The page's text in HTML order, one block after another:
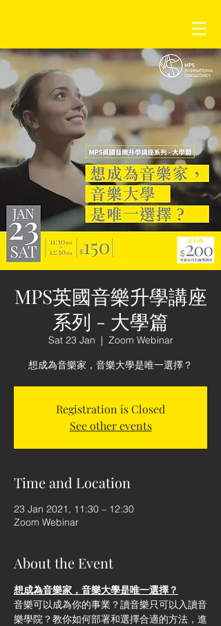
MPS英國音樂升學講座
系列 - 大學篇
Sat 23 Jan
  |
Zoom Webinar
想成為音樂家，音樂大學是唯一選擇？
Registration is Closed
See other events
Time and Location
23 Jan 2021, 11:30 – 12:30
Zoom Webinar
About the Event
想成為音樂家，音樂大學是唯一選擇？
音樂可以成為你的事業？讀音樂只可以入讀音
樂學院？教你如何部署和選擇合適的方法，進